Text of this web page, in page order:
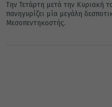
Την Τετάρτη μετά την Κυριακή
πανηγυρίζει μία μεγάλη
Μεσοπεντηκοστής.